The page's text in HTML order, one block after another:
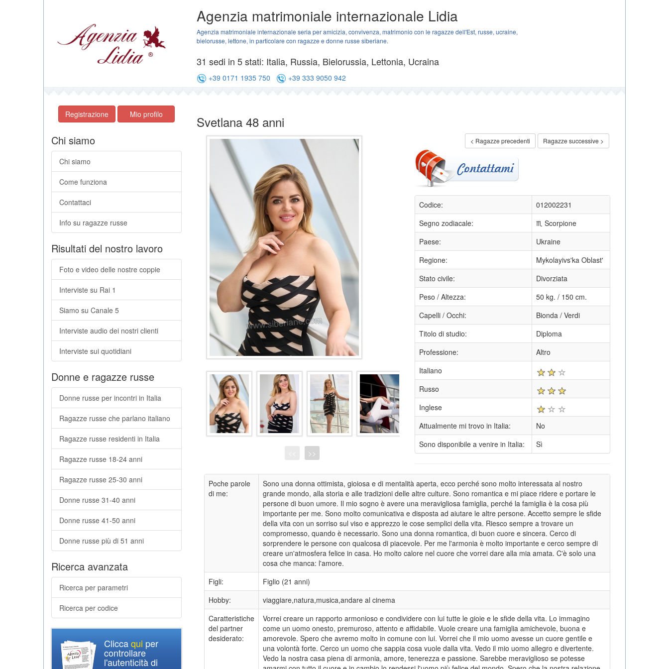
Agenzia matrimoniale internazionale Lidia
Agenzia matrimoniale internazionale seria per amicizia, convivenza, matrimonio con le ragazze dell'Est, russe, ucraine,
bielorusse, lettone, in particolare con ragazze e donne russe siberiane.
31 sedi in 5 stati: Italia, Russia, Bielorussia, Lettonia, Ucraina
+39 0171 1935 750 +39 333 9050 942
Svetlana 48 anni
>>
< Ragazze precedenti Ragazze successive >
Codice:
012002231
Segno zodiacale:
♏ Scorpione
Paese:
Ukraine
Regione:
Mykolayivs'ka Oblast'
Stato civile:
Divorziata
Peso / Altezza:
50 kg. / 150 cm.
Capelli / Occhi:
Bionda / Verdi
Titolo di studio:
Diploma
Professione:
Altro
Italiano
Russo
Inglese
Attualmente mi trovo in Italia:
No
Sono disponibile a venire in Italia:
Sì
Poche parole
di me:
Sono una donna ottimista, gioiosa e di mentalità aperta, ecco perché sono molto interessata al nostro
grande mondo, alla storia e alle tradizioni delle altre culture. Sono romantica e mi piace ridere e portare le
persone di buon umore. Il mio sogno è avere una meravigliosa famiglia, perché la famiglia è la cosa più
importante per me. Sono molto comunicativa e disposta ad aiutare le altre persone. Accetto sempre le sfide
della vita con un sorriso sul viso e apprezzo le cose semplici della vita. Riesco sempre a trovare un
compromesso, quando è necessario. Sono una donna romantica, di buon cuore e sincera. Cerco di
sorprendere le persone con qualcosa di piacevole. Per me l'armonia è molto importante e cerco sempre di
creare un'atmosfera felice in casa. Ho molto calore nel cuore che vorrei dare alla mia amata. C'è solo una
cosa che manca: l'amore.
Figli:
Figlio (21 anni)
Hobby:
viaggiare,natura,musica,andare al cinema
Caratteristiche
del partner
desiderato:
Vorrei creare un rapporto armonioso e condividere con lui tutte le gioie e le sfide della vita. Lo immagino
come un uomo onesto, premuroso, attento e affidabile. Vuole creare una famiglia amichevole, buona e
amorevole. Spero che avremo molto in comune con lui. Vorrei che il mio uomo avesse un cuore gentile e
una volontà forte. Cerco un uomo che sappia cosa vuole dalla vita. Vedo il mio uomo allegro e divertente.
Vedo la nostra casa piena di armonia, amore, tenerezza e passione. Sarebbe meraviglioso se potesse
Registrazione Mio profilo
Chi siamo
Chi siamo
Come funziona
Contattaci
Info su ragazze russe
Risultati del nostro lavoro
Foto e video delle nostre coppie
Interviste su Rai 1
Siamo su Canale 5
Interviste audio dei nostri clienti
Interviste sui quotidiani
Donne e ragazze russe
Donne russe per incontri in Italia
Ragazze russe che parlano italiano
Ragazze russe residenti in Italia
Ragazze russe 18-24 anni
Ragazze russe 25-30 anni
Donne russe 31-40 anni
Donne russe 41-50 anni
Donne russe più di 51 anni
Ricerca avanzata
Ricerca per parametri
Ricerca per codice
Cliccaqui per
controllare
l'autenticità di